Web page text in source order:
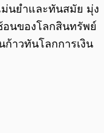
นยำและทันสมัย มุ่ง
อนของโลกสินทรัพย์
ก้าวทันโลกการเงิน